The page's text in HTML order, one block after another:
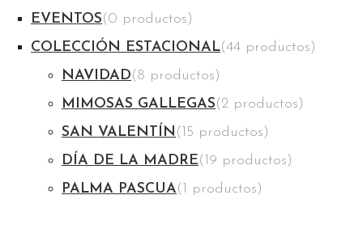
EVENTOS(0 productos)
COLECCIÓN ESTACIONAL(44 productos)
NAVIDAD(8 productos)
MIMOSAS GALLEGAS(2 productos)
SAN VALENTÍN (15 productos)
DÍA DE LA MADRE(19 productos)
PALMA PASCUA(1 productos)